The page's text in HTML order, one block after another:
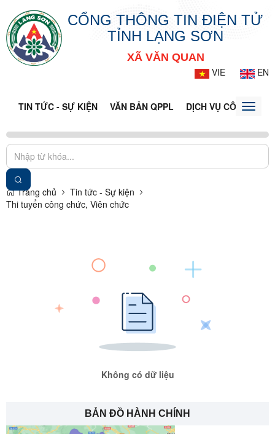
CỔNG THÔNG TIN ĐIỆN TỬ
TỈNH LẠNG SƠN
XÃ VĂN QUAN
VIE
EN
TIN TỨC - SỰ KIỆN VĂN BẢN QPPL DỊCH VỤ CÔNGToggle
Trang chủ
Tin tức - Sự kiện
Thi tuyển công chức, Viên chức
Không có dữ liệu
BẢN ĐỒ HÀNH CHÍNH